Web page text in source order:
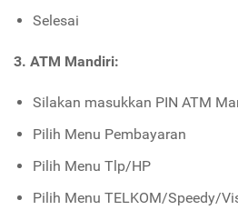
Selesai
3. ATM Mandiri:
Silakan masukkan PIN ATM
Pilih Menu Pembayaran
Pilih Menu Tlp/HP
Pilih Menu TELKOM/Speedy/